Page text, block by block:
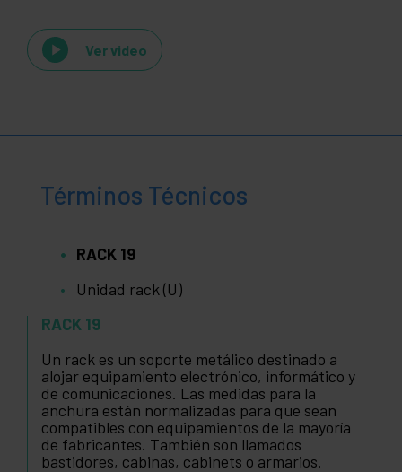
Ver video
Términos Técnicos
RACK 19
Unidad rack (U)
RACK 19
Un rack es un soporte metálico destinado a
alojar equipamiento electrónico, informático y
de comunicaciones. Las medidas para la
anchura están normalizadas para que sean
compatibles con equipamientos de la mayoría
de fabricantes. También son llamados
bastidores, cabinas, cabinets o armarios.